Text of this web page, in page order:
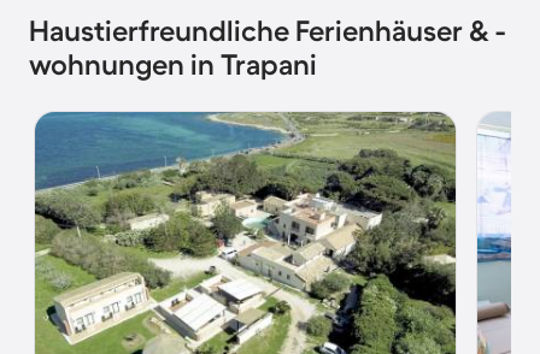
Haustierfreundliche Ferienhäuser & -
wohnungen in Trapani